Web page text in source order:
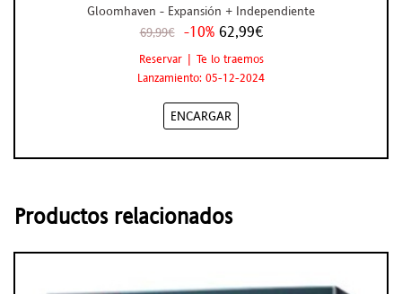
Gloomhaven - Expansión + Independiente
69,99€ -10% 62,99€
Reservar | Te lo traemos
Lanzamiento: 05-12-2024
ENCARGAR
Productos relacionados